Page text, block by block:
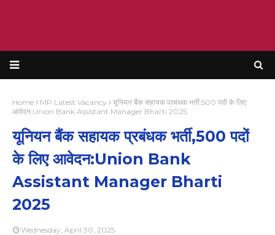
Home MP Latest Vacancy
यूनियन बैंक सहायक प्रबंधक भर्ती,500 पदों के लिए
आवेदन:Union Bank Assistant Manager Bharti 2025
यूनियन बैंक सहायक प्रबंधक भर्ती,500 पदों
के लिए आवेदन:Union Bank
Assistant Manager Bharti
2025
Wednesday, April 30, 2025